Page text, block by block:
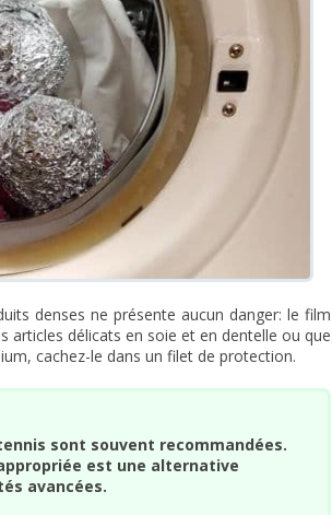
denses ne présente aucun danger: le film
articles délicats en soie et en dentelle ou que
cachez-le dans un filet de protection.
sont souvent recommandées.
est une alternative
avancées.